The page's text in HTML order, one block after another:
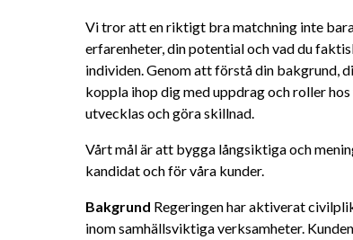
Vi tror att en riktigt bra matchning inte
erfarenheter, din potential och vad du
individen. Genom att förstå din bakgrund,
koppla ihop dig med uppdrag och roller
utvecklas och göra skillnad.
Vårt mål är att bygga långsiktiga och
kandidat och för våra kunder.
Bakgrund Regeringen har aktiverat
inom samhällsviktiga verksamheter.